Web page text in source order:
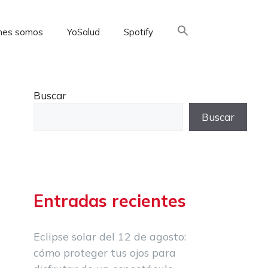
somos YoSalud Spotify
Buscar
Buscar
Entradas recientes
Eclipse solar del 12 de agosto:
cómo proteger tus ojos para